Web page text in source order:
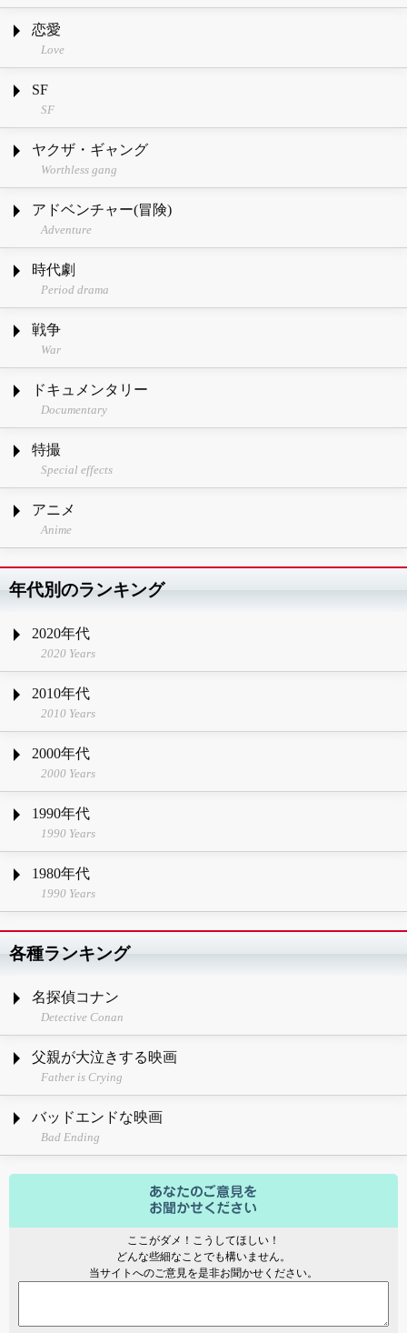
恋愛
Love
SF
SF
ヤクザ・ギャング
Worthless gang
アドベンチャー(冒険)
Adventure
時代劇
Period drama
戦争
War
ドキュメンタリー
Documentary
特撮
Special effects
アニメ
Anime
年代別のランキング
2020年代
2020 Years
2010年代
2010 Years
2000年代
2000 Years
1990年代
1990 Years
1980年代
1990 Years
各種ランキング
名探偵コナン
Detective Conan
父親が大泣きする映画
Father is Crying
バッドエンドな映画
Bad Ending
ここがダメ！こうしてほしい！
どんな些細なことでも構いません。
当サイトへのご意見を是非お聞かせください。